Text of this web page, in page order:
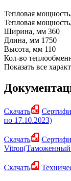
Тепловая
Тепловая
Ширина, мм 360
Длина, мм 1750
Высота, мм 110
Кол-во
Показать все
Скачать
по 17.10.2023)
Скачать
Скачать